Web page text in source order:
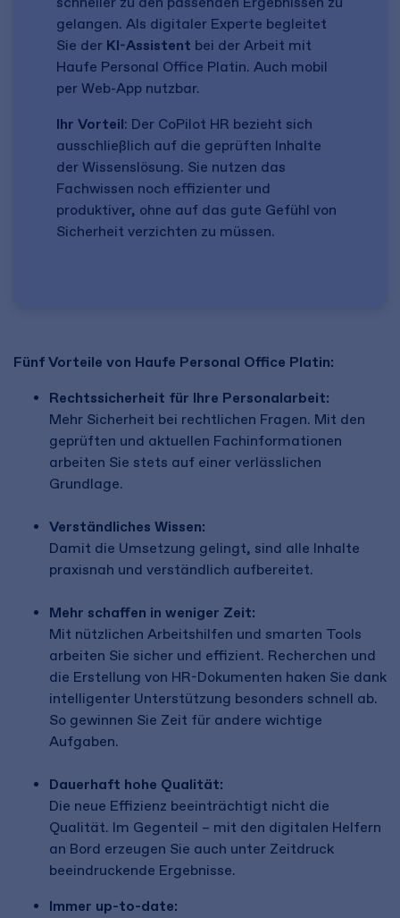
gelangen. Als digitaler Experte begleitet
Sie der KI-Assistent bei der Arbeit mit
Haufe Personal Office Platin. Auch mobil
per Web-App nutzbar.
Ihr Vorteil: Der CoPilot HR bezieht sich
ausschließlich auf die geprüften Inhalte
der Wissenslösung. Sie nutzen das
Fachwissen noch effizienter und
produktiver, ohne auf das gute Gefühl von
Sicherheit verzichten zu müssen.
Fünf Vorteile von Haufe Personal Office Platin:
Rechtssicherheit für Ihre Personalarbeit:
Mehr Sicherheit bei rechtlichen Fragen. Mit den
geprüften und aktuellen Fachinformationen
arbeiten Sie stets auf einer verlässlichen
Grundlage.
Verständliches Wissen:
Damit die Umsetzung gelingt, sind alle Inhalte
praxisnah und verständlich aufbereitet.
Mehr schaffen in weniger Zeit:
Mit nützlichen Arbeitshilfen und smarten Tools
arbeiten Sie sicher und effizient. Recherchen und
die Erstellung von HR-Dokumenten haken Sie dank
intelligenter Unterstützung besonders schnell ab.
So gewinnen Sie Zeit für andere wichtige
Aufgaben.
​Dauerhaft hohe Qualität:
Die neue Effizienz beeinträchtigt nicht die
Qualität. Im Gegenteil – mit den digitalen Helfern
an Bord erzeugen Sie auch unter Zeitdruck
beeindruckende Ergebnisse.
​Immer up-to-date: